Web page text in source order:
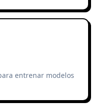
entrenar modelos